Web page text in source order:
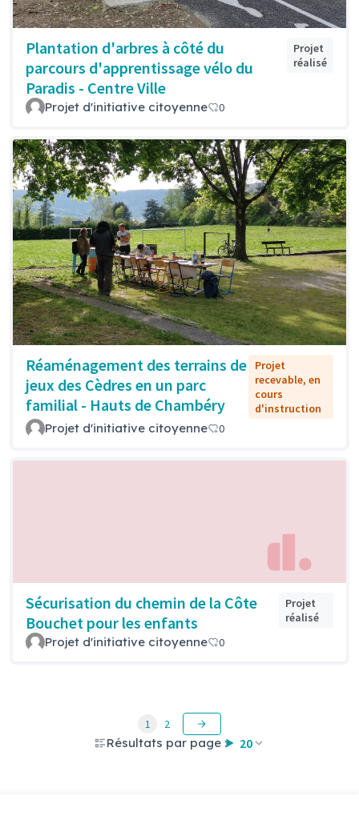
Plantation d'arbres à côté du
parcours d'apprentissage vélo du
Paradis - Centre Ville
Projet
réalisé
Projet d'initiative citoyenne 0
Réaménagement des terrains de
jeux des Cèdres en un parc
familial - Hauts de Chambéry
Projet
recevable, en
cours
d'instruction
Projet d'initiative citoyenne 0
Sécurisation du chemin de la Côte
Bouchet pour les enfants
Projet
réalisé
Projet d'initiative citoyenne 0
Résultats par page : 20
1 2